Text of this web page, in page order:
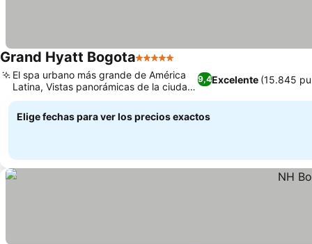
Grand Hyatt Bogota5 Estrellas
9,4Excelente (15.845
El spa urbano más grande de América
Latina, Vistas panorámicas de la ciudad
y los Andes
Elige fechas para ver los precios exactos